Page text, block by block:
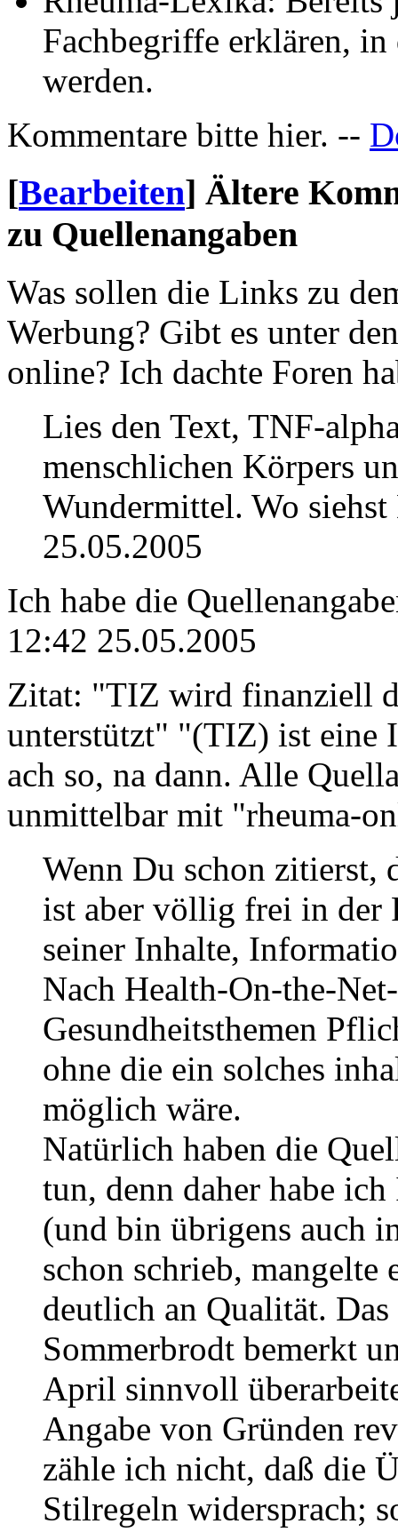
Fachbegriffe erklären,
werden.
Kommentare bitte hier. --
[Bearbeiten] Ältere
zu Quellenangaben
Was sollen die Links zu
Werbung? Gibt es unter
online? Ich dachte Foren
Lies den Text, TNF-
menschlichen Körpers
Wundermittel. Wo
25.05.2005
Ich habe die
12:42 25.05.2005
Zitat: "TIZ wird finanziell
unterstützt" "(TIZ) ist eine
ach so, na dann. Alle
unmittelbar mit "rheuma-
Wenn Du schon zitierst,
ist aber völlig frei in der
seiner Inhalte,
Nach Health-On-the-
Gesundheitsthemen
ohne die ein solches
möglich wäre.
Natürlich haben die
tun, denn daher habe
(und bin übrigens auch
schon schrieb, mangelte
deutlich an Qualität.
Sommerbrodt bemerkt
April sinnvoll
Angabe von Gründen
zähle ich nicht, daß die
Stilregeln widersprach;